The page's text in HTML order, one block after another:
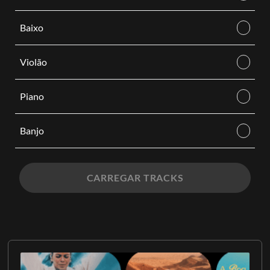
Baixo
Violão
Piano
Banjo
CARREGAR TRACKS